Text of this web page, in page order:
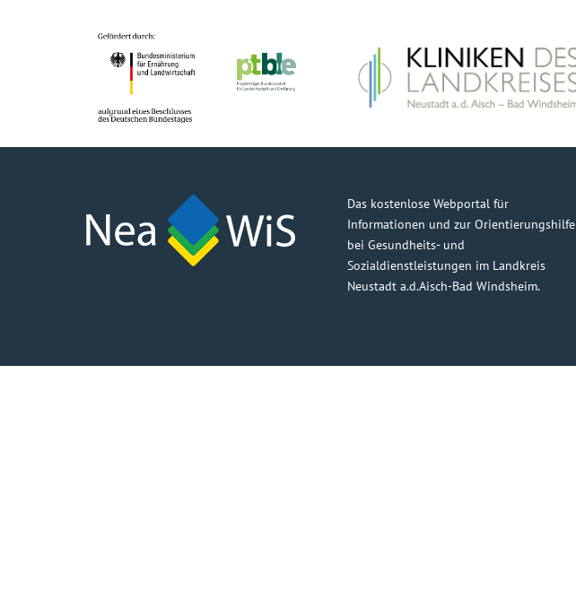
Das kostenlose Webportal für
Informationen und zur Orientierungshilfe
bei Gesundheits- und
Sozialdienstleistungen im Landkreis
Neustadt a.d.Aisch-Bad Windsheim.